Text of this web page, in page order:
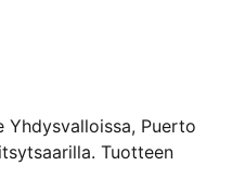
Yhdysvalloissa, Puerto
Tuotteen